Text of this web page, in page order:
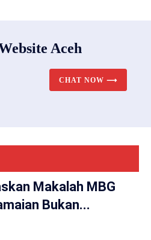
Aceh
CHAT NOW ⟶
Makalah MBG
Bukan...